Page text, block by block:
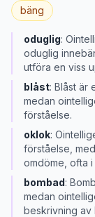
bäng
oduglig:
oduglig
utföra en viss
blåst: Blåst är
medan
förståelse.
oklok:
förståelse,
omdöme, ofta i
bombad:
medan
beskrivning av